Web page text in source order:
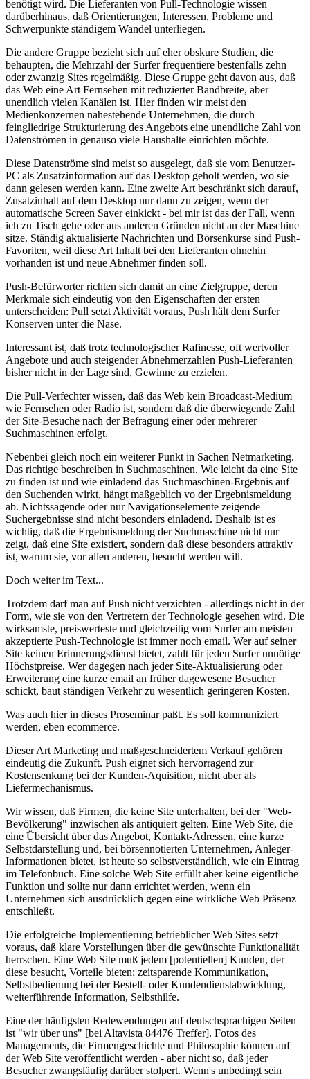
benötigt wird. Die Lieferanten von Pull-Technologie wissen
darüberhinaus, daß Orientierungen, Interessen, Probleme und
Schwerpunkte ständigem Wandel unterliegen.
Die andere Gruppe bezieht sich auf eher obskure Studien, die
behaupten, die Mehrzahl der Surfer frequentiere bestenfalls zehn
oder zwanzig Sites regelmäßig. Diese Gruppe geht davon aus, daß
das Web eine Art Fernsehen mit reduzierter Bandbreite, aber
unendlich vielen Kanälen ist. Hier finden wir meist den
Medienkonzernen nahestehende Unternehmen, die durch
feingliedrige Strukturierung des Angebots eine unendliche Zahl von
Datenströmen in genauso viele Haushalte einrichten möchte.
Diese Datenströme sind meist so ausgelegt, daß sie vom Benutzer-
PC als Zusatzinformation auf das Desktop geholt werden, wo sie
dann gelesen werden kann. Eine zweite Art beschränkt sich darauf,
Zusatzinhalt auf dem Desktop nur dann zu zeigen, wenn der
automatische Screen Saver einkickt - bei mir ist das der Fall, wenn
ich zu Tisch gehe oder aus anderen Gründen nicht an der Maschine
sitze. Ständig aktualisierte Nachrichten und Börsenkurse sind Push-
Favoriten, weil diese Art Inhalt bei den Lieferanten ohnehin
vorhanden ist und neue Abnehmer finden soll.
Push-Befürworter richten sich damit an eine Zielgruppe, deren
Merkmale sich eindeutig von den Eigenschaften der ersten
unterscheiden: Pull setzt Aktivität voraus, Push hält dem Surfer
Konserven unter die Nase.
Interessant ist, daß trotz technologischer Rafinesse, oft wertvoller
Angebote und auch steigender Abnehmerzahlen Push-Lieferanten
bisher nicht in der Lage sind, Gewinne zu erzielen.
Die Pull-Verfechter wissen, daß das Web kein Broadcast-Medium
wie Fernsehen oder Radio ist, sondern daß die überwiegende Zahl
der Site-Besuche nach der Befragung einer oder mehrerer
Suchmaschinen erfolgt.
Nebenbei gleich noch ein weiterer Punkt in Sachen Netmarketing.
Das richtige beschreiben in Suchmaschinen. Wie leicht da eine Site
zu finden ist und wie einladend das Suchmaschinen-Ergebnis auf
den Suchenden wirkt, hängt maßgeblich vo der Ergebnismeldung
ab. Nichtssagende oder nur Navigationselemente zeigende
Suchergebnisse sind nicht besonders einladend. Deshalb ist es
wichtig, daß die Ergebnismeldung der Suchmaschine nicht nur
zeigt, daß eine Site existiert, sondern daß diese besonders attraktiv
ist, warum sie, vor allen anderen, besucht werden will.
Doch weiter im Text...
Trotzdem darf man auf Push nicht verzichten - allerdings nicht in der
Form, wie sie von den Vertretern der Technologie gesehen wird. Die
wirksamste, preiswerteste und gleichzeitig vom Surfer am meisten
akzeptierte Push-Technologie ist immer noch email. Wer auf seiner
Site keinen Erinnerungsdienst bietet, zahlt für jeden Surfer unnötige
Höchstpreise. Wer dagegen nach jeder Site-Aktualisierung oder
Erweiterung eine kurze email an früher dagewesene Besucher
schickt, baut ständigen Verkehr zu wesentlich geringeren Kosten.
Was auch hier in dieses Proseminar paßt. Es soll kommuniziert
werden, eben ecommerce.
Dieser Art Marketing und maßgeschneidertem Verkauf gehören
eindeutig die Zukunft. Push eignet sich hervorragend zur
Kostensenkung bei der Kunden-Aquisition, nicht aber als
Liefermechanismus.
Wir wissen, daß Firmen, die keine Site unterhalten, bei der "Web-
Bevölkerung" inzwischen als antiquiert gelten. Eine Web Site, die
eine Übersicht über das Angebot, Kontakt-Adressen, eine kurze
Selbstdarstellung und, bei börsennotierten Unternehmen, Anleger-
Informationen bietet, ist heute so selbstverständlich, wie ein Eintrag
im Telefonbuch. Eine solche Web Site erfüllt aber keine eigentliche
Funktion und sollte nur dann errichtet werden, wenn ein
Unternehmen sich ausdrücklich gegen eine wirkliche Web Präsenz
entschließt.
Die erfolgreiche Implementierung betrieblicher Web Sites setzt
voraus, daß klare Vorstellungen über die gewünschte Funktionalität
herrschen. Eine Web Site muß jedem [potentiellen] Kunden, der
diese besucht, Vorteile bieten: zeitsparende Kommunikation,
Selbstbedienung bei der Bestell- oder Kundendienstabwicklung,
weiterführende Information, Selbsthilfe.
Eine der häufigsten Redewendungen auf deutschsprachigen Seiten
ist "wir über uns" [bei Altavista 84476 Treffer]. Fotos des
Managements, die Firmengeschichte und Philosophie können auf
der Web Site veröffentlicht werden - aber nicht so, daß jeder
Besucher zwangsläufig darüber stolpert. Wenn's unbedingt sein